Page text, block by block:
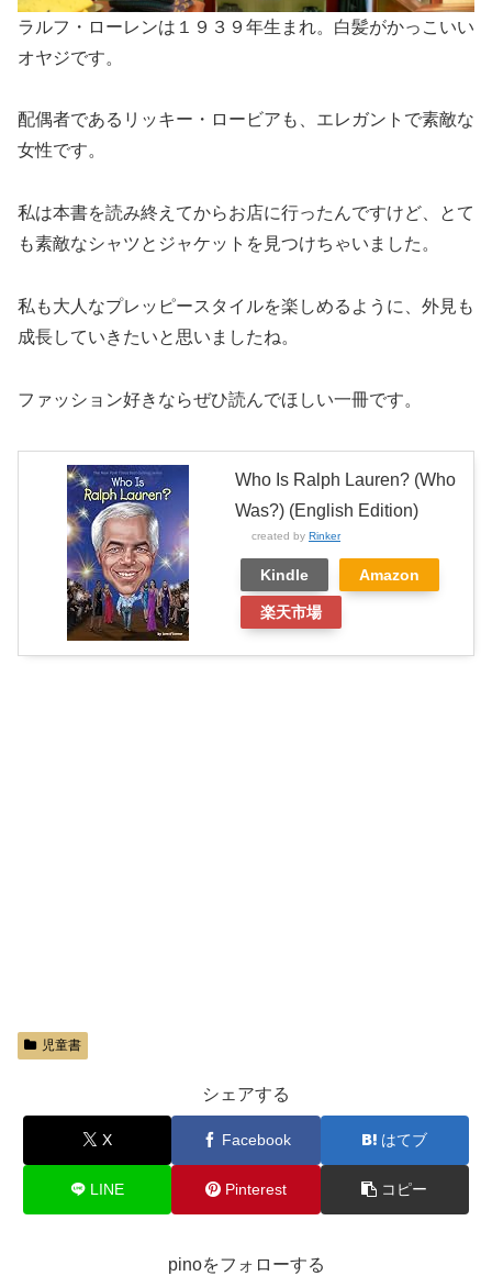
ラルフ・ローレンは１９３９年生まれ。白髪がかっこいい
オヤジです。
配偶者であるリッキー・ロービアも、エレガントで素敵な
女性です。
私は本書を読み終えてからお店に行ったんですけど、とて
も素敵なシャツとジャケットを見つけちゃいました。
私も大人なプレッピースタイルを楽しめるように、外見も
成長していきたいと思いましたね。
ファッション好きならぜひ読んでほしい一冊です。
Who Is Ralph Lauren? (Who
Was?) (English Edition)
created by Rinker
Kindle Amazon
楽天市場
児童書
シェアする
X Facebook はてブ
LINE Pinterest コピー
pinoをフォローする